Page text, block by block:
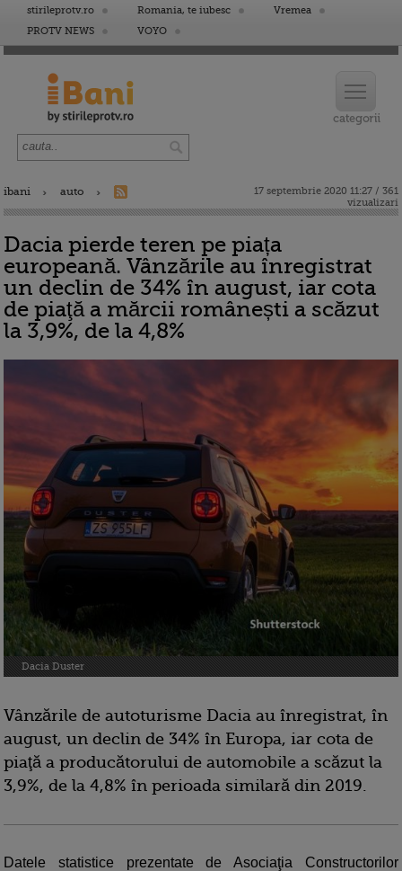
stirileprotv.ro Romania, te iubesc
Vremea
PROTV NEWS
VOYO
ibani auto
17 septembrie 2020 11:27 / 361
vizualizari
Dacia pierde teren pe piața
europeană. Vânzările au înregistrat
un declin de 34% în august, iar cota
de piaţă a mărcii românești a scăzut
la 3,9%, de la 4,8%
Dacia Duster
Vânzările de autoturisme Dacia au înregistrat, în
august, un declin de 34% în Europa, iar cota de
piaţă a producătorului de automobile a scăzut la
3,9%, de la 4,8% în perioada similară din 2019.
Datele statistice prezentate de Asociaţia Constructorilor